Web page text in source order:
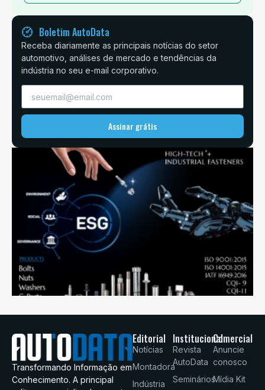
Boletim AutoData
Receba diariamente as principais notícias do setor
automotivo, análises de mercado e tendências da
indústria no seu e-mail corporativo.
Assinar grátis
Transformando Informação em
Conhecimento. A principal
Editorial
Notícias
Montadora
Indústria
Institucional
Revista
AutoData
Seminários
Comercial
Anuncie
conosco
Mídia Kit